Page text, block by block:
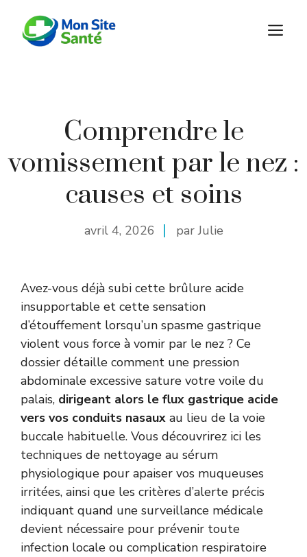
contenu
Comprendre le
vomissement par le nez :
causes et soins
avril 4, 2026 par Julie
Avez-vous déjà subi cette brûlure acide
insupportable et cette sensation
d’étouffement lorsqu’un spasme gastrique
violent vous force à vomir par le nez ? Ce
dossier détaille comment une pression
abdominale excessive sature votre voile du
palais, dirigeant alors le flux gastrique acide
vers vos conduits nasaux au lieu de la voie
buccale habituelle. Vous découvrirez ici les
techniques de nettoyage au sérum
physiologique pour apaiser vos muqueuses
irritées, ainsi que les critères d’alerte précis
indiquant quand une surveillance médicale
devient nécessaire pour prévenir toute
infection locale ou complication respiratoire